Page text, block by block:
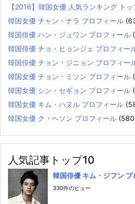
【2016】韓国女優 人気ランキング トッ
韓国女優 チャン・ナラ プロフィール
韓国俳優 ハン・ジュワン プロフィール
韓国俳優 チョ・ヒョンジェ プロフィー
韓国俳優 チョン・ジニョン プロフィー
韓国女優 チョン・ミソン プロフィール
韓国女優 シン・セギョン プロフィール
韓国女優 キム・ハヌル プロフィール
韓国女優 ク・ヘソン プロフィール
人気記事トップ10
韓国俳優 キム・ジフン プ
330件のビュー